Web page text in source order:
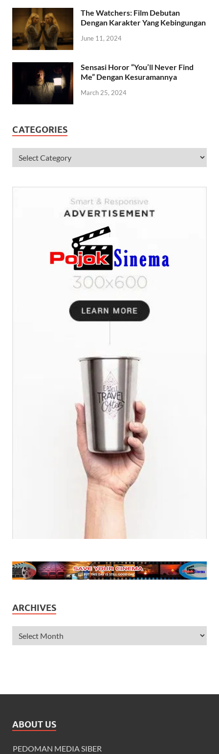
The Watchers: Film Debutan
Dengan Karakter Yang Kebingungan
June 11, 2024
Sensasi Horor “You’ll Never Find
Me” Dengan Kesuramannya
March 25, 2024
CATEGORIES
ARCHIVES
ABOUT US
PEDOMAN MEDIA SIBER